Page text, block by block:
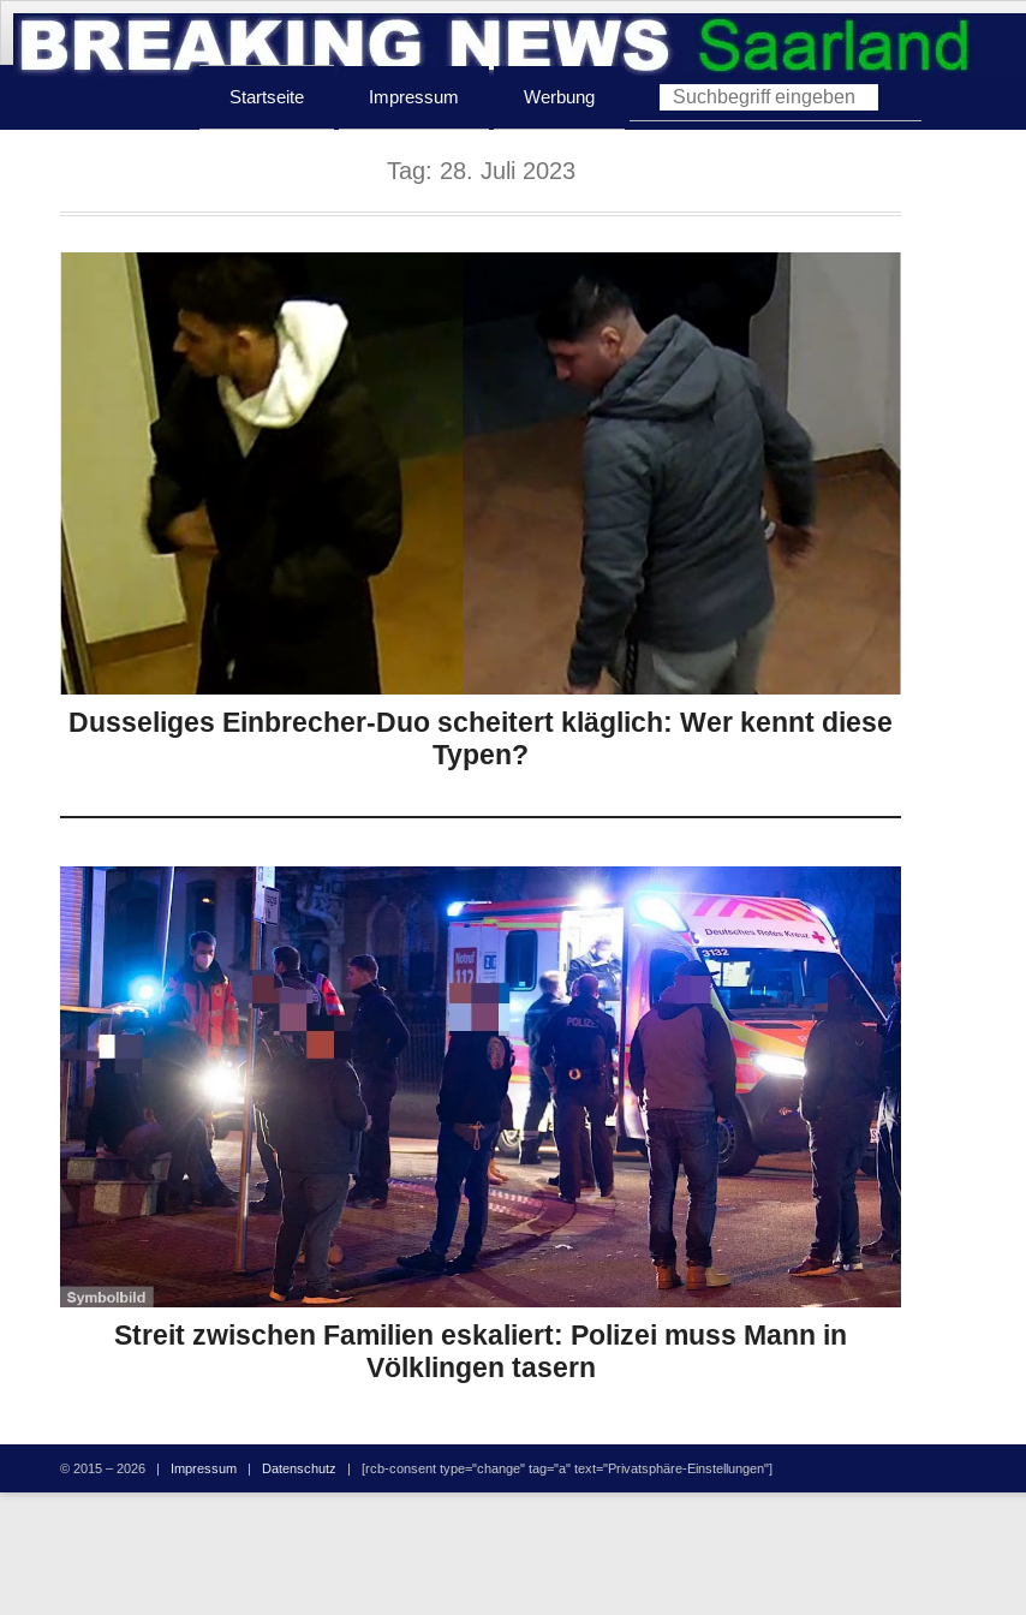
Startseite Impressum Werbung
Tag: 28. Juli 2023
Dusseliges Einbrecher-Duo scheitert kläglich: Wer kennt diese
Typen?
Streit zwischen Familien eskaliert: Polizei muss Mann in
Völklingen tasern
© 2015 – 2026 | Impressum | Datenschutz | [rcb-consent type="change" tag="a" text="Privatsphäre-Einstellungen"]